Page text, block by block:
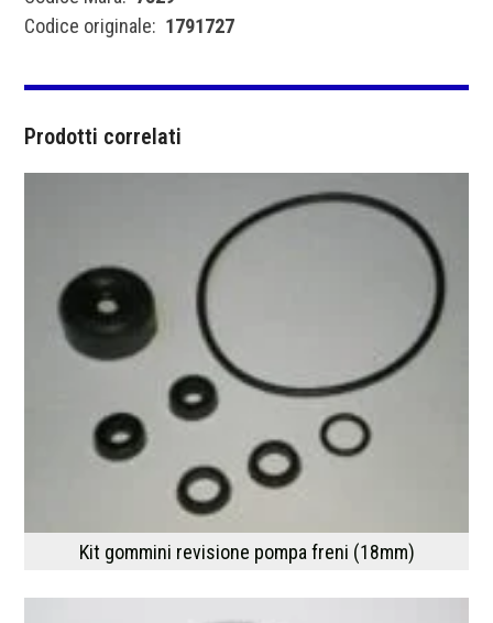
Codice originale: 1791727
Prodotti correlati
Kit gommini revisione pompa freni (18mm)